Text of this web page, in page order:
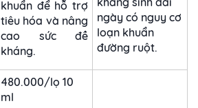
khuẩn để hỗ trợ
tiêu hóa và nâng
cao sức đề
kháng.
ngày có nguy cơ
loạn khuẩn
đường ruột.
480.000/lọ 10
ml